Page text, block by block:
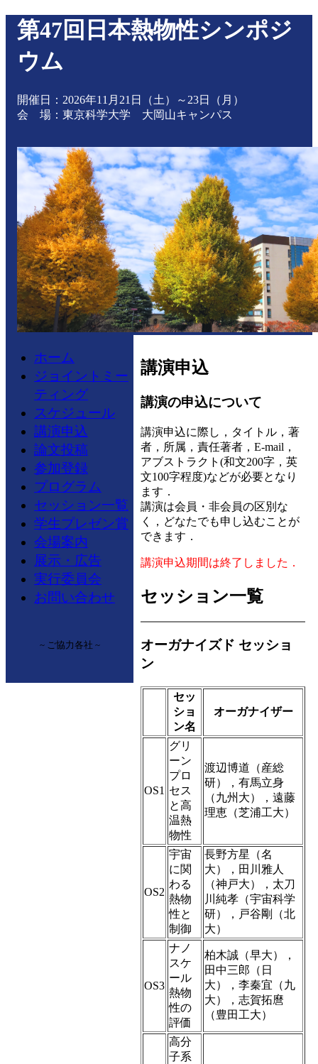
第47回日本熱物性シンポジ
ウム
開催日：2026年11月21日（土）～23日（月）
会 場：東京科学大学 大岡山キャンパス
ホーム
ジョイントミー
ティング
スケジュール
講演申込
論文投稿
参加登録
プログラム
セッション一覧
学生プレゼン賞
会場案内
展示・広告
実行委員会
お問い合わせ
~ ご協力各社 ~
講演申込
講演の申込について
講演申込に際し，タイトル，著
者，所属，責任著者，E-mail，
アブストラクト(和文200字，英
文100字程度)などが必要となり
ます．
講演は会員・非会員の区別な
く，どなたでも申し込むことが
できます．
講演申込期間は終了しました．
セッション一覧
オーガナイズド セッショ
ン
セッ
ショ
ン名
オーガナイザー
OS1
グリ
ーン
プロ
セス
と高
温熱
物性
渡辺博道（産総
研），有馬立身
（九州大），遠藤
理恵（芝浦工大）
OS2
宇宙
に関
わる
熱物
性と
制御
長野方星（名
大），田川雅人
（神戸大），太刀
川純孝（宇宙科学
研），戸谷剛（北
大）
OS3
ナノ
スケ
ール
熱物
性の
評価
柏木誠（早大），
田中三郎（日
大），李秦宜（九
大），志賀拓麿
（豊田工大）
高分
子系